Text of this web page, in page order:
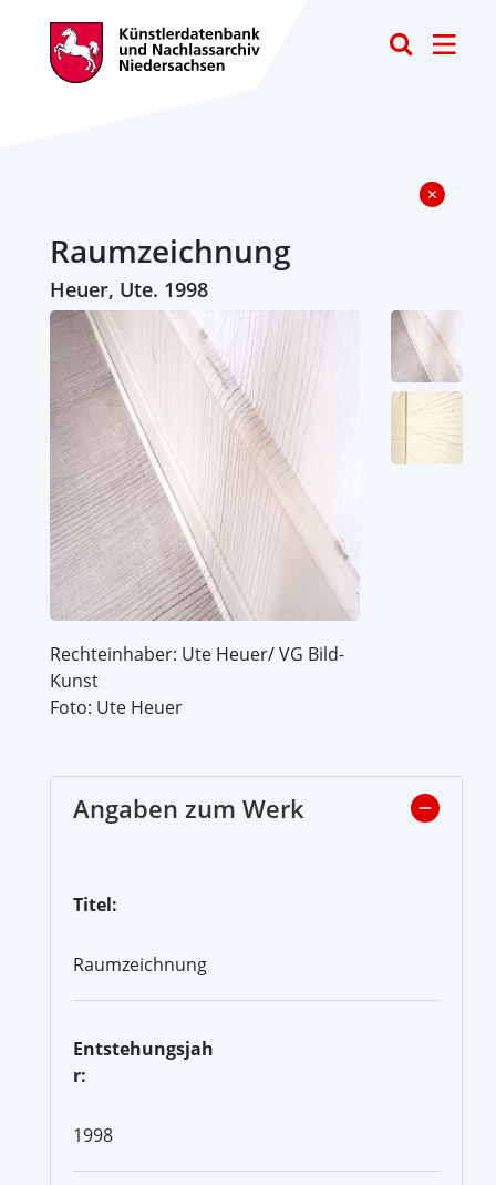
Raumzeichnung
Heuer, Ute. 1998
Rechteinhaber: Ute Heuer/ VG Bild-
Kunst
Foto: Ute Heuer
Angaben zum Werk
Titel:
Raumzeichnung
Entstehungsjah
r:
1998